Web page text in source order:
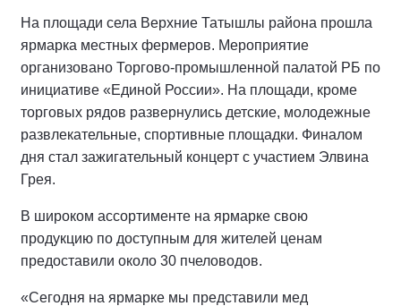
На площади села Верхние Татышлы района прошла
ярмарка местных фермеров. Мероприятие
организовано Торгово-промышленной палатой РБ по
инициативе «Единой России». На площади, кроме
торговых рядов развернулись детские, молодежные
развлекательные, спортивные площадки. Финалом
дня стал зажигательный концерт с участием Элвина
Грея.
В широком ассортименте на ярмарке свою
продукцию по доступным для жителей ценам
предоставили около 30 пчеловодов.
«Сегодня на ярмарке мы представили мед